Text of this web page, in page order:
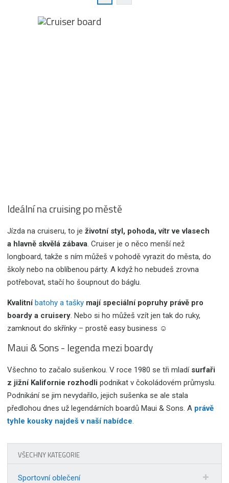
Ideální na cruising po městě
Jízda na cruiseru, to je životní styl, pohoda, vítr ve vlasech
a hlavně skvělá zábava. Cruiser je o něco menší než
longboard, takže s ním můžeš v pohodě vyrazit do města, do
školy nebo na oblíbenou párty. A když ho nebudeš zrovna
potřebovat, stačí ho šoupnout do báglu.
Kvalitníbatohy a tašky mají speciální popruhy právě pro
boardy a cruisery. Nebo si ho můžeš vzít jen tak do ruky,
zamknout do skřínky – prostě easy business ☺
Maui & Sons - legenda mezi boardy
Všechno to začalo sušenkou. V roce 1980 se tři mladí surfaři
z jižní Kalifornie rozhodli podnikat v čokoládovém průmyslu.
Podnikání se jim nevydařilo, jejich sušenka se ale stala
předlohou dnes už legendárních boardů Maui & Sons. A právě
tyhle kousky najdeš v naší nabídce.
VŠECHNY KATEGORIE
Sportovní oblečení